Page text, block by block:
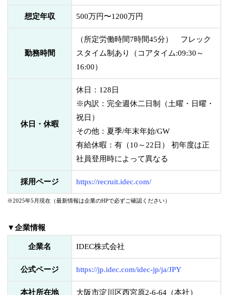
想定年収 500万円〜1200万円
勤務時間
（所定労働時間7時間45分） フレック
スタイム制あり（コアタイム:09:30～
16:00）
休日・休暇
休日：128日
※内訳：完全週休二日制（土曜・日曜・
祝日）
その他：夏季/年末年始/GW
有給休暇：有（10～22日） 初年度は正
社員登用時によって異なる
採用ページ https://recruit.idec.com/
※2025年5月現在（最新情報は企業のHPで必ずご確認ください）
▼企業情報
企業名 IDEC株式会社
公式ページ https://jp.idec.com/idec-jp/ja/JPY
本社所在地 大阪市淀川区西宮原2-6-64（本社）